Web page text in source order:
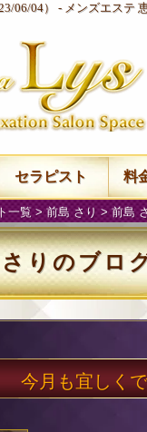
06/04） - メンズエステ
一覧>前島 さり > 前島
りのブロ
今月も宜しく
セラピスト 料